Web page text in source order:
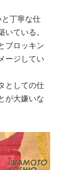
丁寧な仕
ている。
ブロッキン
ージしてい
としての仕
が大嫌いな